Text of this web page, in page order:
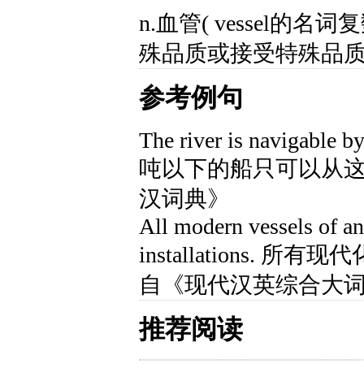
n.血管( vessel的名词
殊品质或接受特殊品
参考例句
The river is navigable
吨以下的船只可以从
汉词典》
All modern vessels of
installations. 所有现
自《现代汉英综合大
推荐阅读